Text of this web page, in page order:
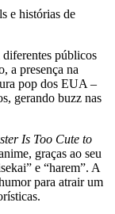
e histórias de
diferentes públicos
a presença na
pop dos EUA –
gerando buzz nas
Is Too Cute to
graças ao seu
e “harem”. A
para atrair um